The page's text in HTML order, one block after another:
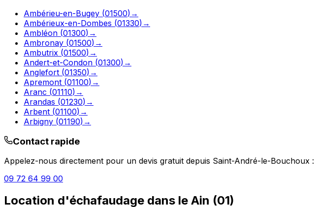
Ambérieu-en-Bugey (01500) →
Ambérieux-en-Dombes (01330) →
Ambléon (01300) →
Ambronay (01500) →
Ambutrix (01500) →
Andert-et-Condon (01300) →
Anglefort (01350) →
Apremont (01100) →
Aranc (01110) →
Arandas (01230) →
Arbent (01100) →
Arbigny (01190) →
Contact rapide
Appelez-nous directement pour un devis gratuit depuis Saint-André-le-Bouchoux :
09 72 64 99 00
Location d'échafaudage dans le Ain (01)